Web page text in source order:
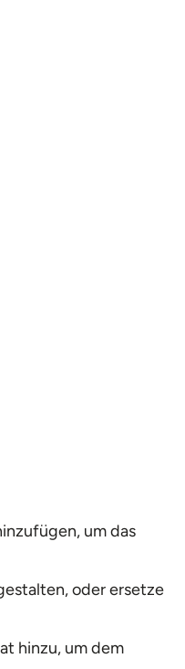
um das
oder ersetze
hinzu, um dem